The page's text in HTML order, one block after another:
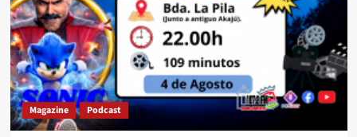
Magazine Podcast